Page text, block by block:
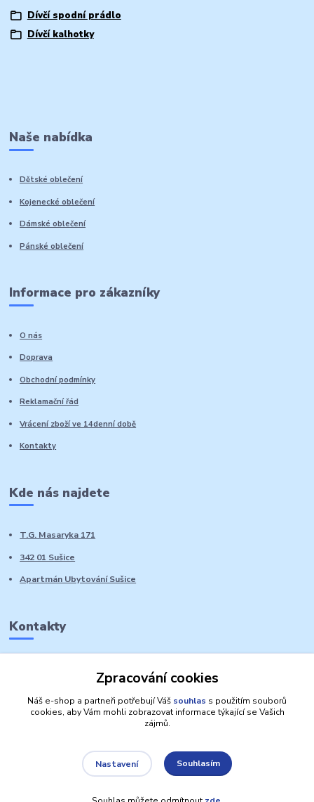
Dívčí spodní prádlo
Dívčí kalhotky
Naše nabídka
Dětské oblečení
Kojenecké oblečení
Dámské oblečení
Pánské oblečení
Informace pro zákazníky
O nás
Doprava
Obchodní podmínky
Reklamační řád
Vrácení zboží ve 14denní době
Kontakty
Kde nás najdete
T.G. Masaryka 171
342 01 Sušice
Apartmán Ubytování Sušice
Kontakty
Zpracování cookies
Náš e-shop a partneři potřebují Váš souhlas s použitím souborů
cookies, aby Vám mohli zobrazovat informace týkající se Vašich
zájmů.
Nastavení Souhlasím